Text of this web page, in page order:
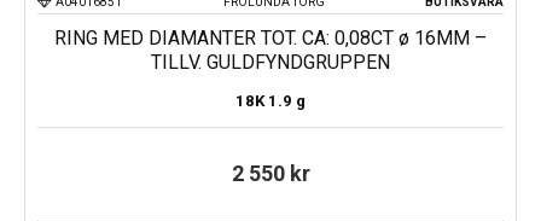
RING MED DIAMANTER TOT. CA: 0,08CT ø 16MM –
TILLV. GULDFYNDGRUPPEN
18K 1.9 g
2 550 kr